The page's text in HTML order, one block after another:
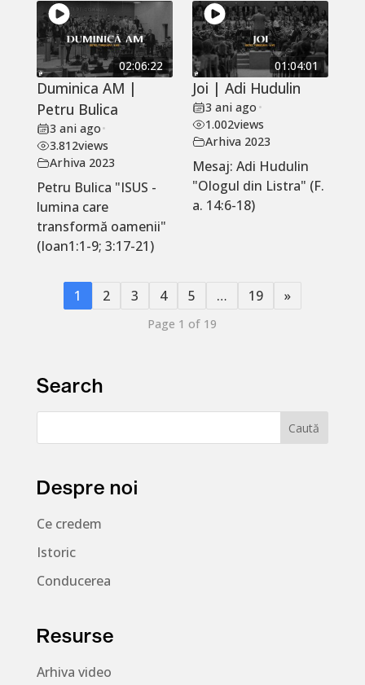
02:06:22
Duminica AM |
Petru Bulica
3 ani ago•
3.812views
Arhiva 2023
Petru Bulica "ISUS -
lumina care
transformă oamenii"
(Ioan1:1-9; 3:17-21)
01:04:01
Joi | Adi Hudulin
3 ani ago •
1.002views
Arhiva 2023
Mesaj: Adi Hudulin
"Ologul din Listra" (F.
a. 14:6-18)
1 2 3 4 5 … 19 »
Page 1 of 19
Search
Despre noi
Ce credem
Istoric
Conducerea
Resurse
Arhiva video